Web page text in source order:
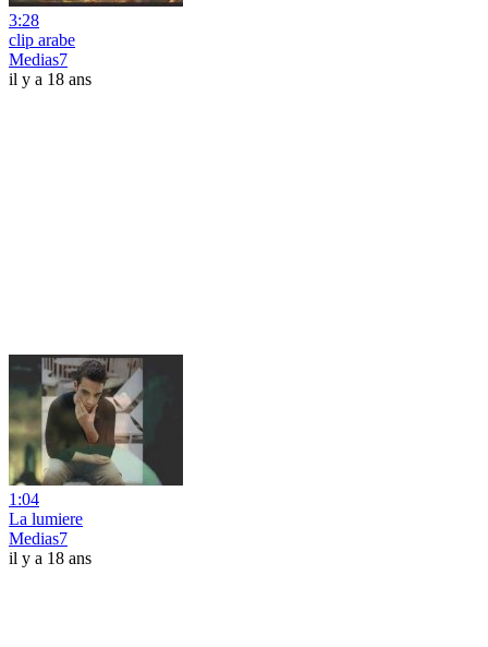
3:28
clip arabe
Medias7
il y a 18 ans
1:04
La lumiere
Medias7
il y a 18 ans